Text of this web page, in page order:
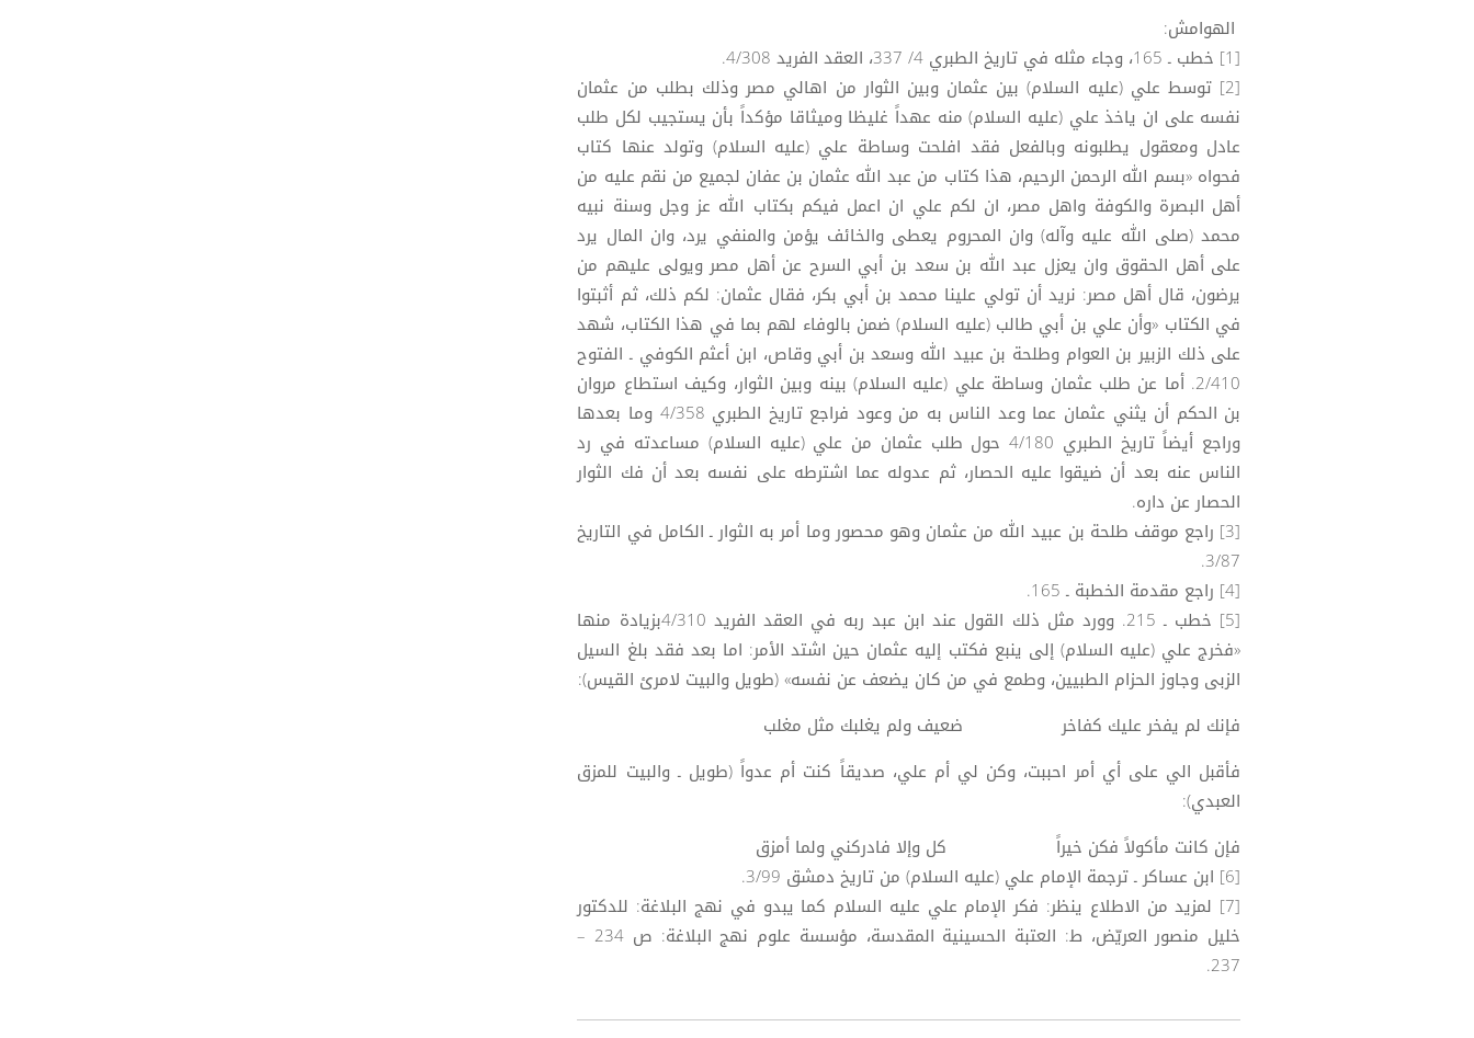
الهوامش:
[1] خطب ـ 165، وجاء مثله في تاريخ الطبري 4/ 337، العقد الفريد 4/308.
[2] توسط علي (عليه السلام) بين عثمان وبين الثوار من اهالي مصر وذلك بطلب من عثمان
نفسه على ان ياخذ علي (عليه السلام) منه عهداً غليظا وميثاقا مؤكداً بأن يستجيب لكل طلب
عادل ومعقول يطلبونه وبالفعل فقد افلحت وساطة علي (عليه السلام) وتولد عنها كتاب
فحواه «بسم الله الرحمن الرحيم، هذا كتاب من عبد الله عثمان بن عفان لجميع من نقم عليه من
أهل البصرة والكوفة واهل مصر، ان لكم علي ان اعمل فيكم بكتاب الله عز وجل وسنة نبيه
محمد (صلى الله عليه وآله) وان المحروم يعطى والخائف يؤمن والمنفي يرد، وان المال يرد
على أهل الحقوق وان يعزل عبد الله بن سعد بن أبي السرح عن أهل مصر ويولى عليهم من
يرضون، قال أهل مصر: نريد أن تولي علينا محمد بن أبي بكر، فقال عثمان: لكم ذلك، ثم أثبتوا
في الكتاب «وأن علي بن أبي طالب (عليه السلام) ضمن بالوفاء لهم بما في هذا الكتاب، شهد
على ذلك الزبير بن العوام وطلحة بن عبيد الله وسعد بن أبي وقاص، ابن أعثم الكوفي ـ الفتوح
2/410. أما عن طلب عثمان وساطة علي (عليه السلام) بينه وبين الثوار، وكيف استطاع مروان
بن الحكم أن يثني عثمان عما وعد الناس به من وعود فراجع تاريخ الطبري 4/358 وما بعدها
وراجع أيضاً تاريخ الطبري 4/180 حول طلب عثمان من علي (عليه السلام) مساعدته في رد
الناس عنه بعد أن ضيقوا عليه الحصار، ثم عدوله عما اشترطه على نفسه بعد أن فك الثوار
الحصار عن داره.
[3] راجع موقف طلحة بن عبيد الله من عثمان وهو محصور وما أمر به الثوار ـ الكامل في التاريخ
3/87.
[4] راجع مقدمة الخطبة ـ 165.
[5] خطب ـ 215. وورد مثل ذلك القول عند ابن عبد ربه في العقد الفريد 4/310بزيادة منها
«فخرج علي (عليه السلام) إلى ينبع فكتب إليه عثمان حين اشتد الأمر: اما بعد فقد بلغ السيل
الزبى وجاوز الحزام الطبيين، وطمع في من كان يضعف عن نفسه» (طويل والبيت لامرئ القيس):
فإنك لم يفخر عليك كفاخر ضعيف ولم يغلبك مثل مغلب
فأقبل الي على أي أمر احببت، وكن لي أم علي، صديقاً كنت أم عدواً (طويل ـ والبيت للمزق
العبدي):
فإن كانت مأكولاً فكن خيراً كل وإلا فادركني ولما أمزق
[6] ابن عساكر ـ ترجمة الإمام علي (عليه السلام) من تاريخ دمشق 3/99.
[7] لمزيد من الاطلاع ينظر: فكر الإمام علي عليه السلام كما يبدو في نهج البلاغة: للدكتور
خليل منصور العريّض، ط: العتبة الحسينية المقدسة، مؤسسة علوم نهج البلاغة: ص 234 –
237.